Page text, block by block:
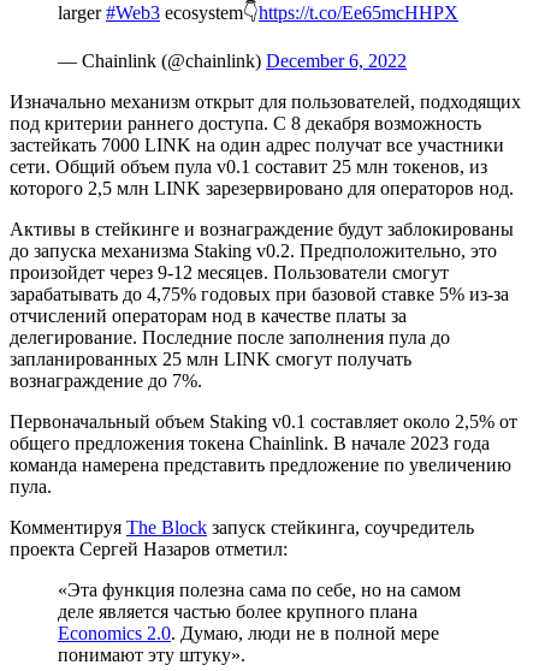
larger#Web3 ecosystem👇https://t.co/Ee65mcHHPX
— Chainlink (@chainlink) December 6, 2022
Изначально механизм открыт для пользователей, подходящих
под критерии раннего доступа. С 8 декабря возможность
застейкать 7000 LINK на один адрес получат все участники
сети. Общий объем пула v0.1 составит 25 млн токенов, из
которого 2,5 млн LINK зарезервировано для операторов нод.
Активы в стейкинге и вознаграждение будут заблокированы
до запуска механизма Staking v0.2. Предположительно, это
произойдет через 9-12 месяцев. Пользователи смогут
зарабатывать до 4,75% годовых при базовой ставке 5% из-за
отчислений операторам нод в качестве платы за
делегирование. Последние после заполнения пула до
запланированных 25 млн LINK смогут получать
вознаграждение до 7%.
Первоначальный объем Staking v0.1 составляет около 2,5% от
общего предложения токена Chainlink. В начале 2023 года
команда намерена представить предложение по увеличению
пула.
Комментируя The Block запуск стейкинга, соучредитель
проекта Сергей Назаров отметил:
«Эта функция полезна сама по себе, но на самом
деле является частью более крупного плана
Economics 2.0. Думаю, люди не в полной мере
понимают эту штуку».